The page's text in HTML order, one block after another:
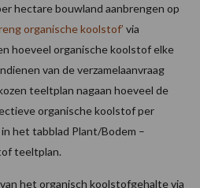
hectare bouwland aanbrengen op
organische koolstof’ via
hoeveel organische koolstof elke
van de verzamelaanvraag
teeltplan nagaan hoeveel de
organische koolstof per
het tabblad Plant/Bodem –
teeltplan.
het organisch koolstofgehalte via